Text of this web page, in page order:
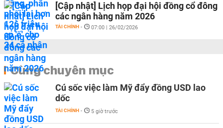
[Cập nhật] Lịch họp đại hội đồng cổ đông
các ngân hàng năm 2026
TÀI CHÍNH - 07:00 | 26/02/2026
Cùng chuyên mục
Cú sốc việc làm Mỹ đẩy đồng USD lao
dốc
TÀI CHÍNH - 5 giờ trước